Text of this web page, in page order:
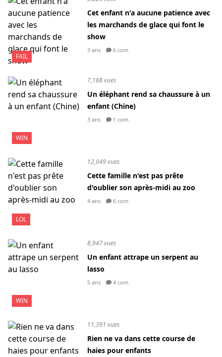
FAIL
Cet enfant n'a aucune patience avec
les marchands de glace qui font le
show
3 ans 6 com
WIN
7,188 vues
Un éléphant rend sa chaussure à un
enfant (Chine)
3 ans 1 com
LOL
12,049 vues
Cette famille n'est pas prête
d'oublier son après-midi au zoo
4 ans 6 com
WIN
8,947 vues
Un enfant attrape un serpent au
lasso
5 ans 4 com
11,391 vues
Rien ne va dans cette course de
haies pour enfants